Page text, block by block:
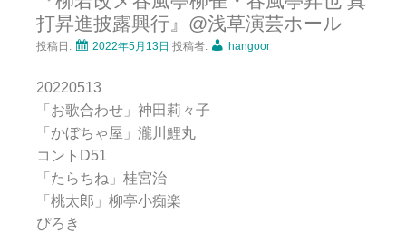
ン
ツ
へ
キ
ッ
プ
打昇進披露興行』@浅草演芸ホール
投稿日: 2022年5月13日 投稿者: hangoor
20220513
「お歌合わせ」神田莉々子
「かぼちゃ屋」瀧川鯉丸
コントD51
「たらちね」桂宮治
「桃太郎」柳亭小痴楽
ぴろき